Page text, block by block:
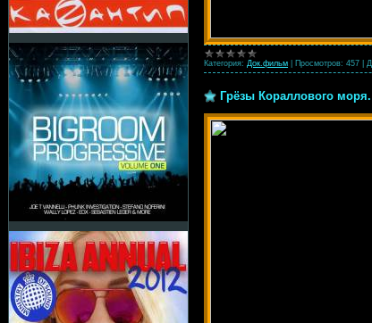
Категория: Док.фильм Просмотров: 457
Грёзы Кораллового